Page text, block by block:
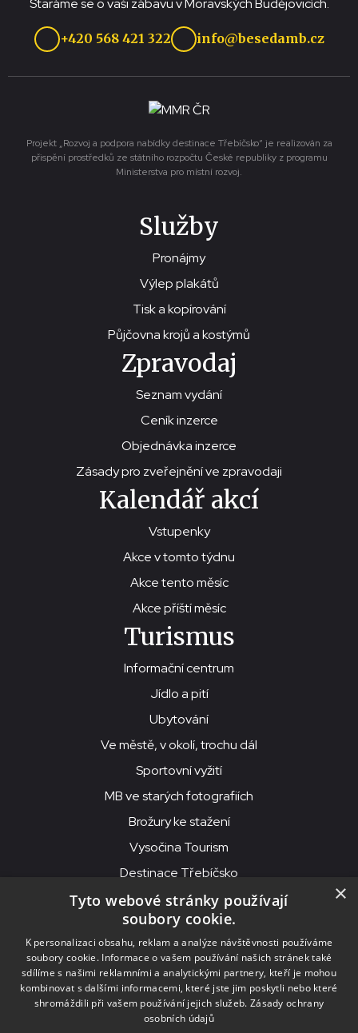
+420 568 421 322 info@besedamb.cz
Projekt „Rozvoj a podpora nabídky destinace Třebíčsko“ je realizován za
přispění prostředků ze státního rozpočtu České republiky z programu
Ministerstva pro místní rozvoj.
Služby
Pronájmy
Výlep plakátů
Tisk a kopírování
Půjčovna krojů a kostýmů
Zpravodaj
Seznam vydání
Ceník inzerce
Objednávka inzerce
Zásady pro zveřejnění ve zpravodaji
Kalendář akcí
Vstupenky
Akce v tomto týdnu
Akce tento měsíc
Akce příští měsíc
Turismus
Informační centrum
Jídlo a pití
Ubytování
Ve městě, v okolí, trochu dál
Sportovní vyžití
MB ve starých fotografiích
Brožury ke stažení
Vysočina Tourism
Destinace Třebíčsko
© 2026MKS Beseda Mor. Budějovice
MKS Beseda, příspěvková organizace, Purcnerova 62, 676 02
Moravské Budějovice
IČO: 00091758, DIČ: CZ00091758, ID datové schránky: chjn2kd
×
Tyto webové stránky používají
soubory cookie.
K personalizaci obsahu, reklam a analýze návštěvnosti používáme
soubory cookie. Informace o vašem používání našich stránek také
sdílíme s našimi reklamními a analytickými partnery, kteří je mohou
kombinovat s dalšími informacemi, které jste jim poskytli nebo které
shromáždili při vašem používání jejich služeb. Zásady ochrany
osobních údajů